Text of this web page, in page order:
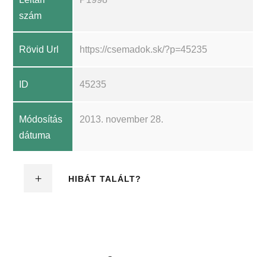
szám
Rövid Url https://csemadok.sk/?p=45235
ID 45235
Módosítás
dátuma
2013. november 28.
HIBÁT TALÁLT?